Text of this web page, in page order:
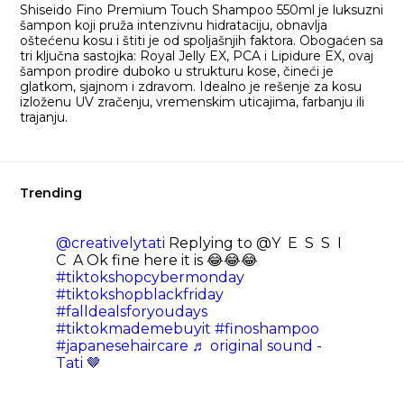
Shiseido Fino Premium Touch Shampoo 550ml je luksuzni
šampon koji pruža intenzivnu hidrataciju, obnavlja
oštećenu kosu i štiti je od spoljašnjih faktora. Obogaćen sa
tri ključna sastojka: Royal Jelly EX, PCA i Lipidure EX, ovaj
šampon prodire duboko u strukturu kose, čineći je
glatkom, sjajnom i zdravom. Idealno je rešenje za kosu
izloženu UV zračenju, vremenskim uticajima, farbanju ili
trajanju.​
Trending
@creativelytati Replying to @Y E S S I
C A Ok fine here it is 😂😂😂
#tiktokshopcybermonday
#tiktokshopblackfriday
#falldealsforyoudays
#tiktokmademebuyit #finoshampoo
#japanesehaircare ♬ original sound -
Tati 🤎